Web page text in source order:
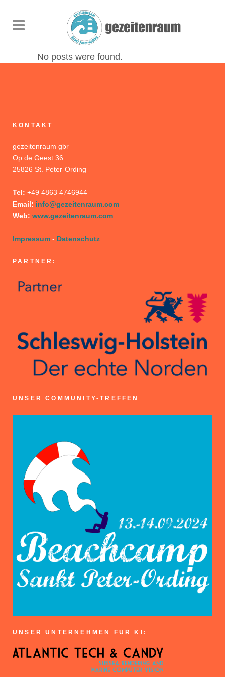
No posts were found.
KONTAKT
gezeitenraum gbr
Op de Geest 36
25826 St. Peter-Ording
Tel: +49 4863 4746944
Email: info@gezeitenraum.com
Web: www.gezeitenraum.com
Impressum - Datenschutz
PARTNER:
UNSER COMMUNITY-TREFFEN
UNSER UNTERNEHMEN FÜR KI: